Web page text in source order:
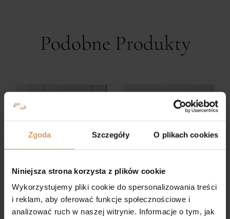
Zgoda Szczegóły O plikach cookies
Niniejsza strona korzysta z plików cookie
Wykorzystujemy pliki cookie do spersonalizowania treści
i reklam, aby oferować funkcje społecznościowe i
analizować ruch w naszej witrynie. Informacje o tym, jak
Podobne Produkty